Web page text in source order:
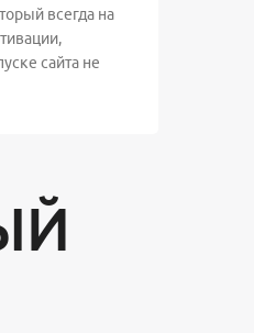
всегда на
сайта не